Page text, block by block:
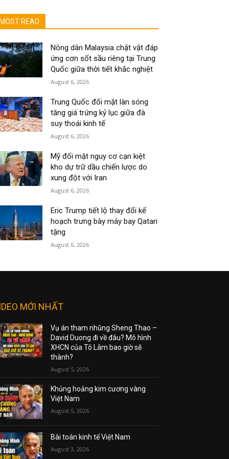
MOST READ
Nông dân Malaysia chật vật đáp
ứng cơn sốt sầu riêng tại Trung
Quốc giữa thời tiết khắc nghiệt
August 6, 2026
Trung Quốc đối mặt làn sóng
tăng giá trứng kỷ lục giữa đà
suy thoái kinh tế
August 6, 2026
Mỹ đối mặt nguy cơ cạn kiệt
kho dự trữ dầu chiến lược do
xung đột với Iran
August 6, 2026
Eric Trump tiết lộ thay đổi kế
hoạch trưng bày máy bay Qatari
tặng
August 6, 2026
MỚI NHẤT
Vụ án tham nhũng Sheng Thao –
David Duong đi về đâu? Mô hình
XHCN của Tô Lâm bao giờ sẽ
thành?
August 5, 2026
Khủng hoảng kim cương vàng
Việt Nam
August 5, 2026
Bài toán kinh tế Việt Nam
August 3, 2026